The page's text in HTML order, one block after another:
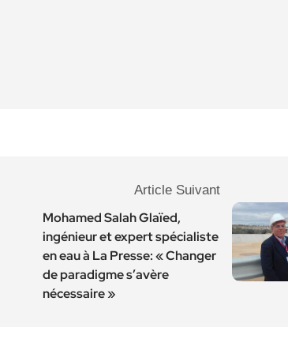
Article Suivant
Mohamed Salah Glaïed,
ingénieur et expert spécialiste
en eau à La Presse: « Changer
de paradigme s’avère
nécessaire »